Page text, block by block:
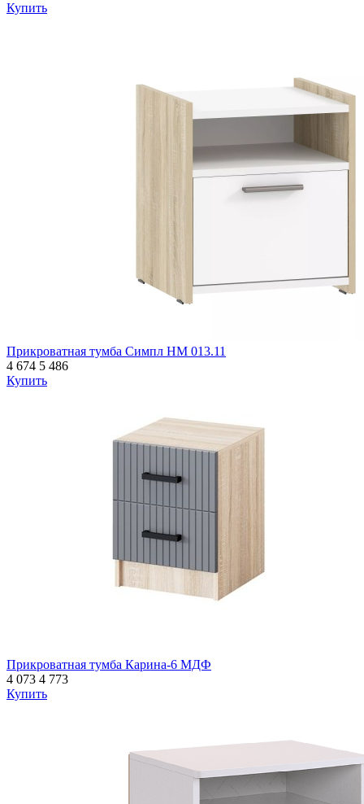
Купить
Прикроватная тумба Симпл НМ 013.11
4 674 5 486
Купить
Прикроватная тумба Карина-6 МДФ
4 073 4 773
Купить